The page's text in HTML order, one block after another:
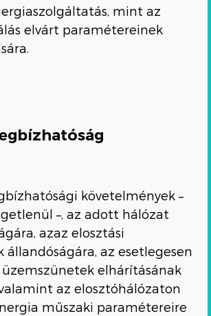
mint az
elvárt paramétereinek
követelmények –
–, az adott hálózat
azaz elosztási
állandóságára, az esetlegesen
elhárításának
az elosztóhálózaton
műszaki paramétereire